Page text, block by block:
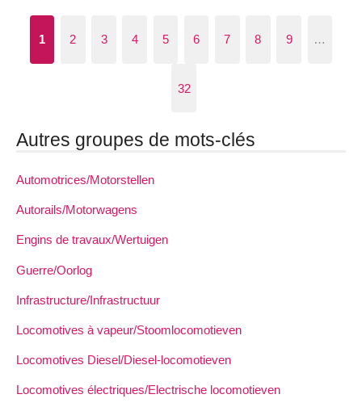
1 2 3 4 5 6 7 8 9 …
32
Autres groupes de mots-clés
Automotrices/Motorstellen
Autorails/Motorwagens
Engins de travaux/Wertuigen
Guerre/Oorlog
Infrastructure/Infrastructuur
Locomotives à vapeur/Stoomlocomotieven
Locomotives Diesel/Diesel-locomotieven
Locomotives électriques/Electrische locomotieven